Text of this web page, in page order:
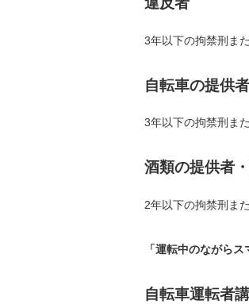
3年以下の拘禁刑ま
自転車の提供者
3年以下の拘禁刑ま
酒類の提供者
2年以下の拘禁刑ま
「運転中のながら
自転車運転者